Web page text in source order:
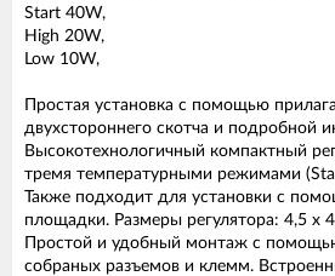
Start 40W,
High 20W,
Low 10W,
Простая установка с помощью
двухстороннего скотча и подробной
Высокотехнологичный компактный
тремя температурными режимами
Также подходит для установки с
площадки. Размеры регулятора: 4,5 х
Простой и удобный монтаж с
собраных разъемов и клемм.